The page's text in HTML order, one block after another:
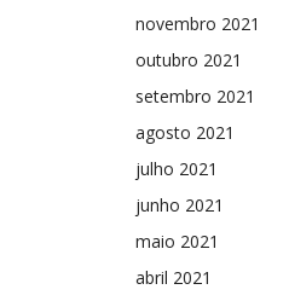
novembro 2021
outubro 2021
setembro 2021
agosto 2021
julho 2021
junho 2021
maio 2021
abril 2021